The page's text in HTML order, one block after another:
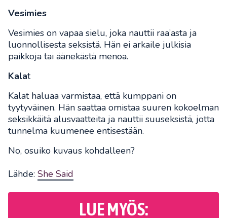
Vesimies
Vesimies on vapaa sielu, joka nauttii raa’asta ja
luonnollisesta seksistä. Hän ei arkaile julkisia
paikkoja tai äänekästä menoa.
Kalat
Kalat haluaa varmistaa, että kumppani on
tyytyväinen. Hän saattaa omistaa suuren kokoelman
seksikkäitä alusvaatteita ja nauttii suuseksistä, jotta
tunnelma kuumenee entisestään.
No, osuiko kuvaus kohdalleen?
Lähde: She Said
LUE MYÖS: